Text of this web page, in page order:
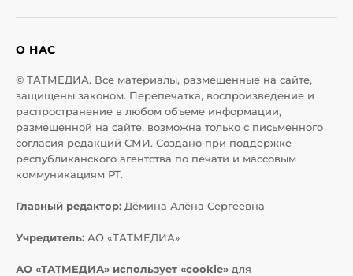
О НАС
© ТАТМЕДИА. Все материалы, размещенные на сайте,
защищены законом. Перепечатка, воспроизведение и
распространение в любом объеме информации,
размещенной на сайте, возможна только с письменного
согласия редакций СМИ. Создано при поддержке
республиканского агентства по печати и массовым
коммуникациям РТ.
Главный редактор: Дёмина Алёна Сергеевна
Учредитель: АО «ТАТМЕДИА»
АО «ТАТМЕДИА» использует «cookie» для